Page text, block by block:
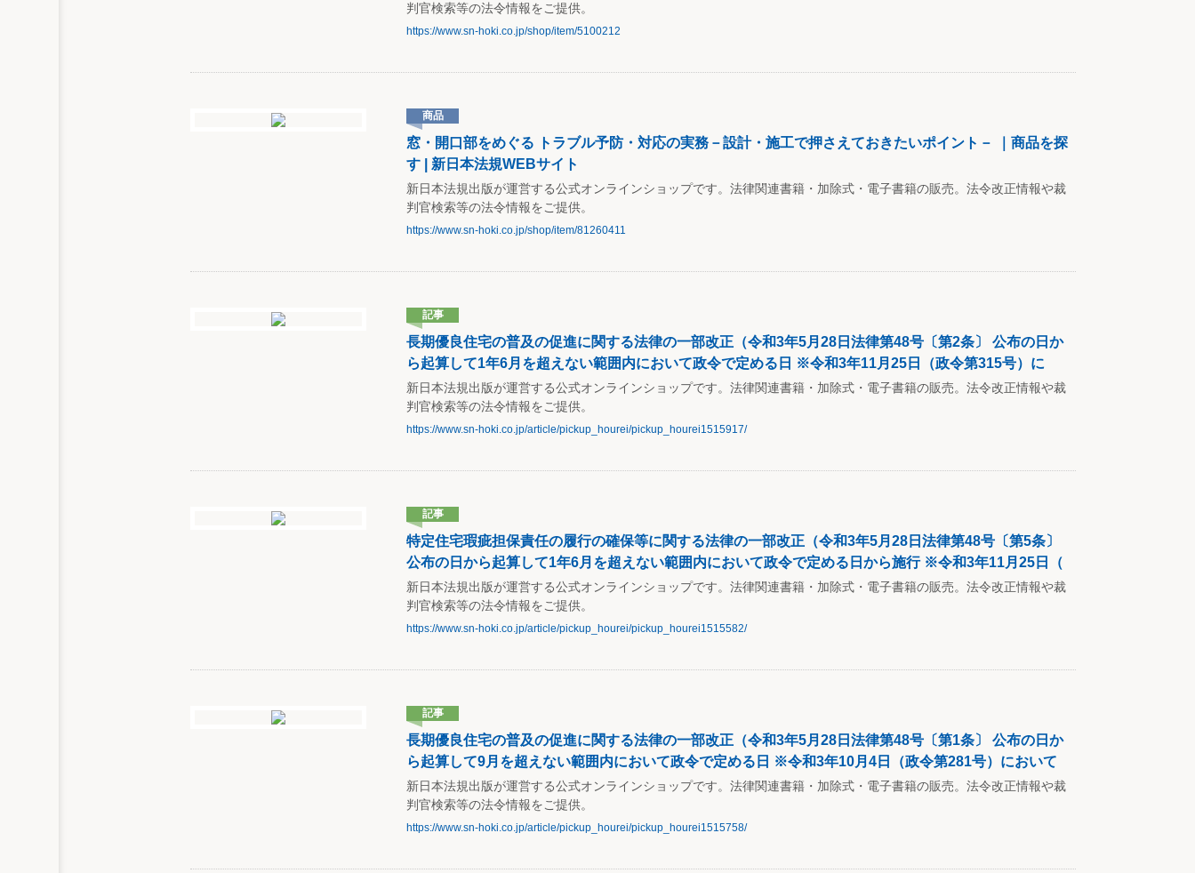
判官検索等の法令情報をご提供。
https://www.sn-hoki.co.jp/shop/item/5100212
商品
窓・開口部をめぐる トラブル予防・対応の実務－設計・施工で押さえておきたいポイント－ ｜商品を探
す | 新日本法規WEBサイト
新日本法規出版が運営する公式オンラインショップです。法律関連書籍・加除式・電子書籍の販売。法令改正情報や裁
判官検索等の法令情報をご提供。
https://www.sn-hoki.co.jp/shop/item/81260411
記事
長期優良住宅の普及の促進に関する法律の一部改正（令和3年5月28日法律第48号〔第2条〕 公布の日か
ら起算して1年6月を超えない範囲内において政令で定める日 ※令和3年11月25日（政令第315号）に
新日本法規出版が運営する公式オンラインショップです。法律関連書籍・加除式・電子書籍の販売。法令改正情報や裁
判官検索等の法令情報をご提供。
https://www.sn-hoki.co.jp/article/pickup_hourei/pickup_hourei1515917/
記事
特定住宅瑕疵担保責任の履行の確保等に関する法律の一部改正（令和3年5月28日法律第48号〔第5条〕
公布の日から起算して1年6月を超えない範囲内において政令で定める日から施行 ※令和3年11月25日（
新日本法規出版が運営する公式オンラインショップです。法律関連書籍・加除式・電子書籍の販売。法令改正情報や裁
判官検索等の法令情報をご提供。
https://www.sn-hoki.co.jp/article/pickup_hourei/pickup_hourei1515582/
記事
長期優良住宅の普及の促進に関する法律の一部改正（令和3年5月28日法律第48号〔第1条〕 公布の日か
ら起算して9月を超えない範囲内において政令で定める日 ※令和3年10月4日（政令第281号）において
新日本法規出版が運営する公式オンラインショップです。法律関連書籍・加除式・電子書籍の販売。法令改正情報や裁
判官検索等の法令情報をご提供。
https://www.sn-hoki.co.jp/article/pickup_hourei/pickup_hourei1515758/